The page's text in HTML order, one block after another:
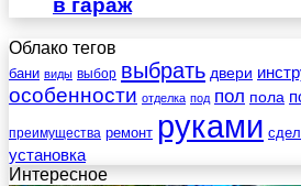
в гараж
Облако тегов
бани виды выбор выбрать двери
особенности отделка под пол пола
преимущества ремонт руками
установка
Интересное